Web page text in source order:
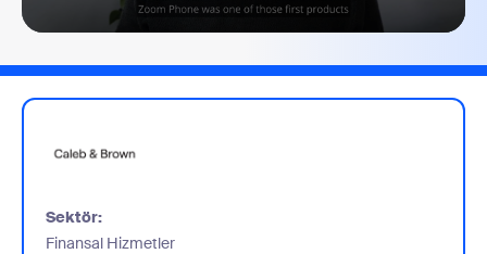
of
minute,
Sektör:
Finansal Hizmetler